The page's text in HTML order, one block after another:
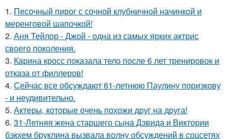
1. Песочный пирог с сочной клубничной начинкой и
меренговой шапочкой!
2. Аня Тейлор - Джой - одна из самых ярких актрис
своего поколения.
3. Карина кросс показала тело после 6 лет тренировок и
отказа от филлеров!
4. Сейчас все обсуждают 61-летнюю Паулину поризкову
- и неудивительно.
5. Актеры, которые очень похожи друг на друга!
6. 31-Летняя жена старшего сына Дэвида и Виктории
бэкхем бруклина вызвала волну обсуждений в соцсетях